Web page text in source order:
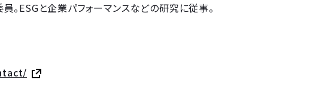
。ESGと企業パフォーマンスなどの研究に従事。